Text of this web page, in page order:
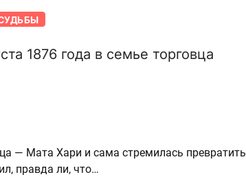
1876 года в семье торговца
— Мата Хари и сама стремилась превратить
правда ли, что…